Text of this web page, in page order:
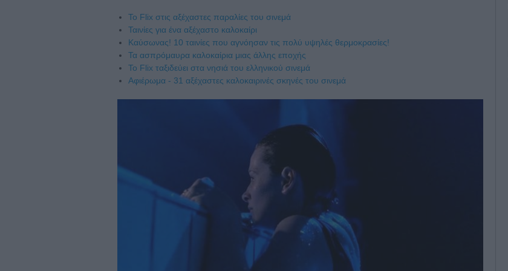
To Flix στις αξέχαστες παραλίες του σινεμά
Ταινίες για ένα αξέχαστο καλοκαίρι
Καύσωνας! 10 ταινίες που αγνόησαν τις πολύ υψηλές θερμοκρασίες!
Τα ασπρόμαυρα καλοκαίρια μιας άλλης εποχής
To Flix ταξιδεύει στα νησιά του ελληνικού σινεμά
Αφιέρωμα - 31 αξέχαστες καλοκαιρινές σκηνές του σινεμά